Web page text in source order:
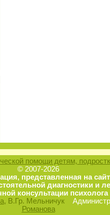
помощи детям,
© 2007-2026
представленная на
диагностики и
консультации
, В.Гр. Мельничук
Романова